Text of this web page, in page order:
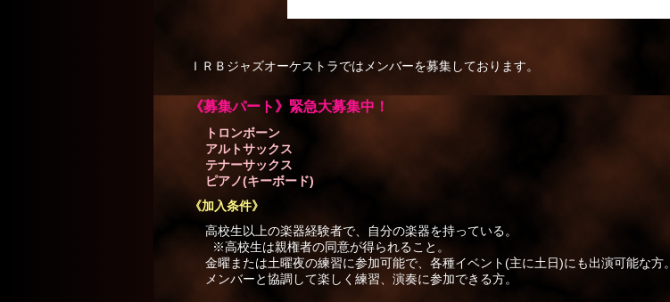
ＩＲＢジャズオーケストラではメンバーを募集しております。
《募集パート》緊急大募集中！
トロンボーン
アルトサックス
テナーサックス
ピアノ(キーボード)
《加入条件》
高校生以上の楽器経験者で、自分の楽器を持っている。
※高校生は親権者の同意が得られること。
金曜または土曜夜の練習に参加可能で、各種イベント(主に土日)にも出演可能な方。
メンバーと協調して楽しく練習、演奏に参加できる方。